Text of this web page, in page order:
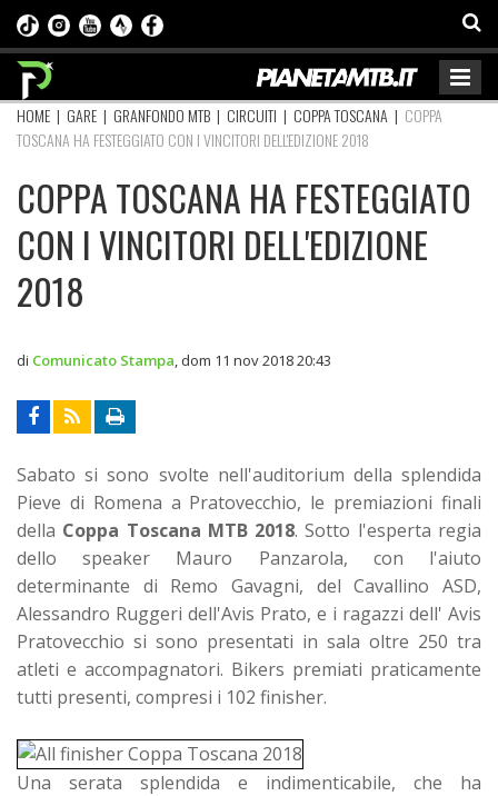
HOME | GARE | GRANFONDO MTB | CIRCUITI | COPPA TOSCANA | COPPA
TOSCANA HA FESTEGGIATO CON I VINCITORI DELL'EDIZIONE 2018
COPPA TOSCANA HA FESTEGGIATO
CON I VINCITORI DELL'EDIZIONE
2018
di Comunicato Stampa dom 11 nov 2018 20:43
Sabato si sono svolte nell'auditorium della splendida
Pieve di Romena a Pratovecchio, le premiazioni finali
della Coppa Toscana MTB 2018. Sotto l'esperta regia
dello speaker Mauro Panzarola, con l'aiuto
determinante di Remo Gavagni, del Cavallino ASD,
Alessandro Ruggeri dell'Avis Prato, e i ragazzi dell' Avis
Pratovecchio si sono presentati in sala oltre 250 tra
atleti e accompagnatori. Bikers premiati praticamente
tutti presenti, compresi i 102 finisher.
Una serata splendida e indimenticabile, che ha